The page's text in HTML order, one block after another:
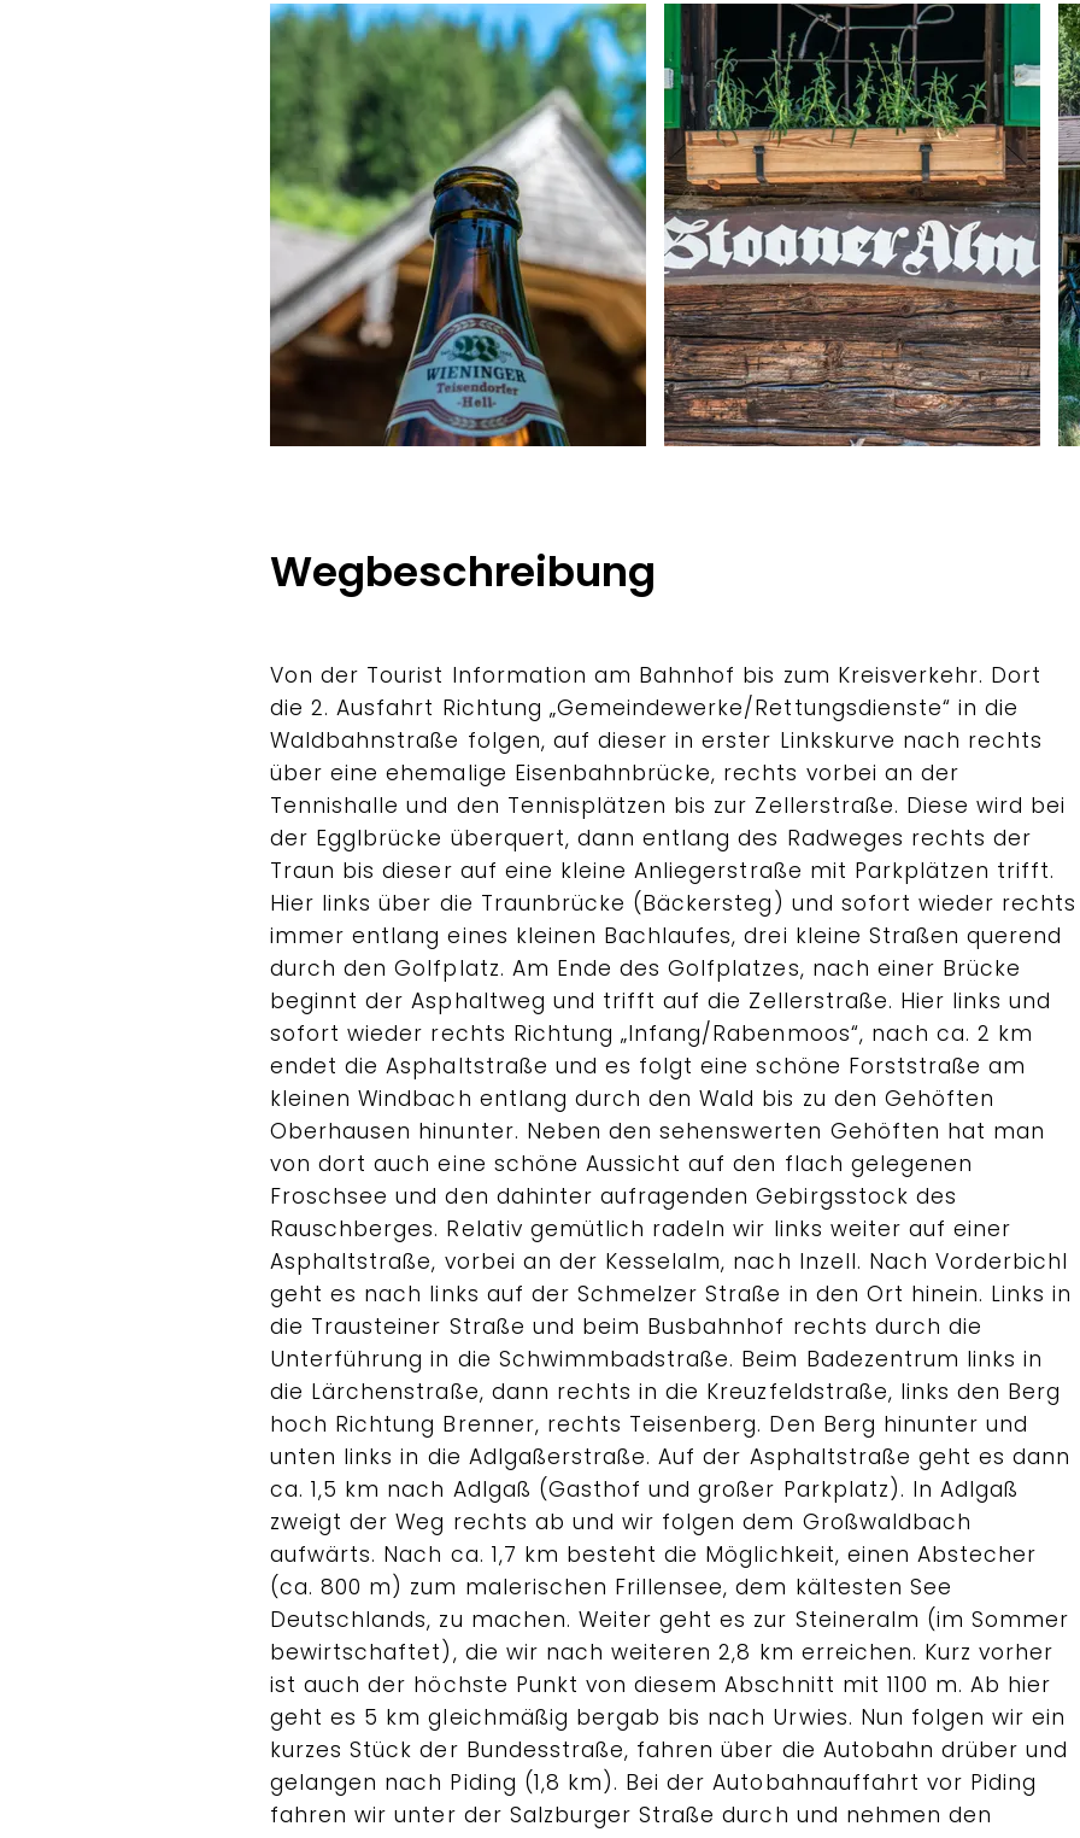
Wegbeschreibung
Von der Tourist Information am Bahnhof bis zum Kreisverkehr. Dort
die 2. Ausfahrt Richtung „Gemeindewerke/Rettungsdienste“ in die
Waldbahnstraße folgen, auf dieser in erster Linkskurve nach rechts
über eine ehemalige Eisenbahnbrücke, rechts vorbei an der
Tennishalle und den Tennisplätzen bis zur Zellerstraße. Diese wird bei
der Egglbrücke überquert, dann entlang des Radweges rechts der
Traun bis dieser auf eine kleine Anliegerstraße mit Parkplätzen trifft.
Hier links über die Traunbrücke (Bäckersteg) und sofort wieder rechts
immer entlang eines kleinen Bachlaufes, drei kleine Straßen querend
durch den Golfplatz. Am Ende des Golfplatzes, nach einer Brücke
beginnt der Asphaltweg und trifft auf die Zellerstraße. Hier links und
sofort wieder rechts Richtung „Infang/Rabenmoos“, nach ca. 2 km
endet die Asphaltstraße und es folgt eine schöne Forststraße am
kleinen Windbach entlang durch den Wald bis zu den Gehöften
Oberhausen hinunter. Neben den sehenswerten Gehöften hat man
von dort auch eine schöne Aussicht auf den flach gelegenen
Froschsee und den dahinter aufragenden Gebirgsstock des
Rauschberges. Relativ gemütlich radeln wir links weiter auf einer
Asphaltstraße, vorbei an der Kesselalm, nach Inzell. Nach Vorderbichl
geht es nach links auf der Schmelzer Straße in den Ort hinein. Links in
die Trausteiner Straße und beim Busbahnhof rechts durch die
Unterführung in die Schwimmbadstraße. Beim Badezentrum links in
die Lärchenstraße, dann rechts in die Kreuzfeldstraße, links den Berg
hoch Richtung Brenner, rechts Teisenberg. Den Berg hinunter und
unten links in die Adlgaßerstraße. Auf der Asphaltstraße geht es dann
ca. 1,5 km nach Adlgaß (Gasthof und großer Parkplatz). In Adlgaß
zweigt der Weg rechts ab und wir folgen dem Großwaldbach
aufwärts. Nach ca. 1,7 km besteht die Möglichkeit, einen Abstecher
(ca. 800 m) zum malerischen Frillensee, dem kältesten See
Deutschlands, zu machen. Weiter geht es zur Steineralm (im Sommer
bewirtschaftet), die wir nach weiteren 2,8 km erreichen. Kurz vorher
ist auch der höchste Punkt von diesem Abschnitt mit 1100 m. Ab hier
geht es 5 km gleichmäßig bergab bis nach Urwies. Nun folgen wir ein
kurzes Stück der Bundesstraße, fahren über die Autobahn drüber und
gelangen nach Piding (1,8 km). Bei der Autobahnauffahrt vor Piding
fahren wir unter der Salzburger Straße durch und nehmen den